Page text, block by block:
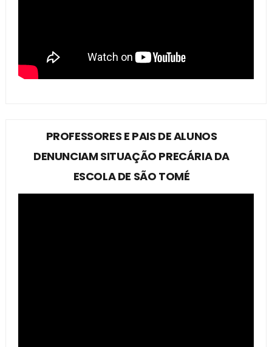
PROFESSORES E PAIS DE ALUNOS
DENUNCIAM SITUAÇÃO PRECÁRIA DA
ESCOLA DE SÃO TOMÉ